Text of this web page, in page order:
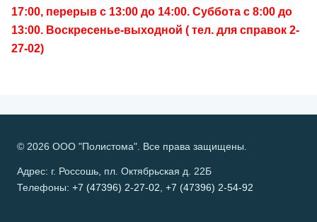
17:00, перерыв с 13:00 до 14:00. Суббота с 8:00 до
13:00. Воскресенье-выходной ( тел. для справок 2-
27-02)
© 2026 ООО "Полистома". Все права защищены.
Адрес: г. Россошь, пл. Октябрьская д. 22Б
Телефоны: +7 (47396) 2-27-02 +7 (47396) 2-54-92